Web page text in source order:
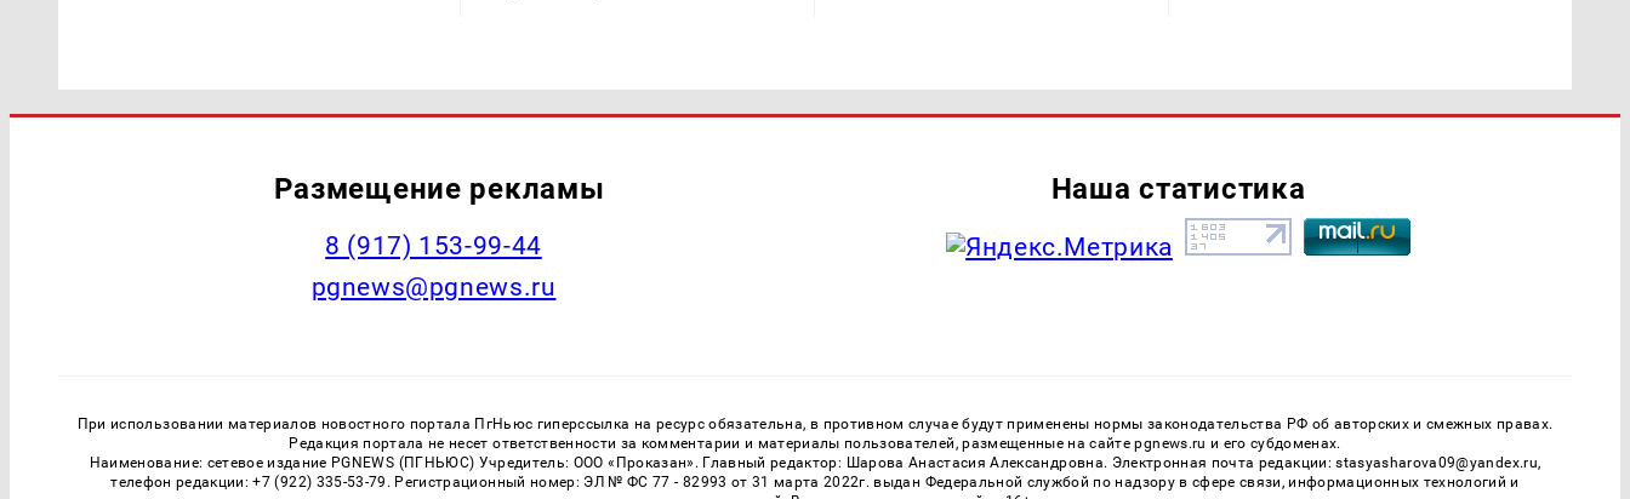
Размещение рекламы
‭8 (917) 153-99-44
pgnews@pgnews.ru
Наша статистика
При использовании материалов новостного портала ПгНьюс гиперссылка на ресурс обязательна, в противном случае будут применены нормы законодательства РФ об авторских и смежных правах.
Редакция портала не несет ответственности за комментарии и материалы пользователей, размещенные на сайте pgnews.ru и его субдоменах.
Наименование: сетевое издание PGNEWS (ПГНЬЮС) Учредитель: ООО «Проказан». Главный редактор: Шарова Анастасия Александровна. Электронная почта редакции: stasyasharova09@yandex.ru,
телефон редакции: +7 (922) 335-53-79. Регистрационный номер: ЭЛ № ФС 77 - 82993 от 31 марта 2022г. выдан Федеральной службой по надзору в сфере связи, информационных технологий и